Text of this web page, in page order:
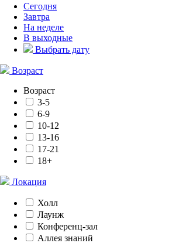
Сегодня
Завтра
На неделе
В выходные
Выбрать дату
Возраст
Возраст
3-5
6-9
10-12
13-16
17-21
18+
Локация
Холл
Лаунж
Конференц-зал
Аллея знаний